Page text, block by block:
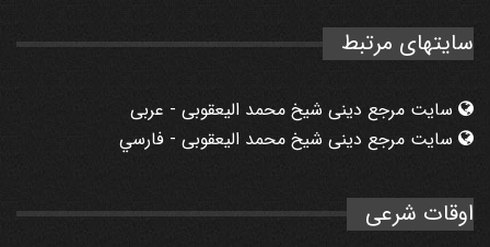
سایتهای مرتبط
سایت مرجع دینی شیخ محمد الیعقوبی - عربی
سایت مرجع دینی شیخ محمد الیعقوبی - فارسي
اوقات شرعی